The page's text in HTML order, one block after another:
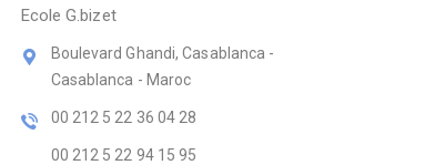
Ecole G.bizet
Boulevard Ghandi, Casablanca -
Casablanca - Maroc
00 212 5 22 36 04 28
00 212 5 22 94 15 95